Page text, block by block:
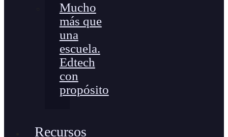
Mucho
más que
una
escuela.
Edtech
con
propósito
Recursos